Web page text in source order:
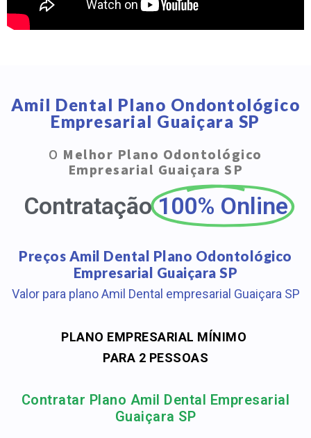
Amil Dental Plano Ondontológico
Empresarial Guaiçara SP
O Melhor Plano Odontológico
Empresarial Guaiçara SP
Contratação 100% Online
Preços Amil Dental Plano Odontológico
Empresarial Guaiçara SP
Valor para plano Amil Dental empresarial Guaiçara SP
PLANO EMPRESARIAL MÍNIMO
PARA 2 PESSOAS
Contratar Plano Amil Dental Empresarial
Guaiçara SP